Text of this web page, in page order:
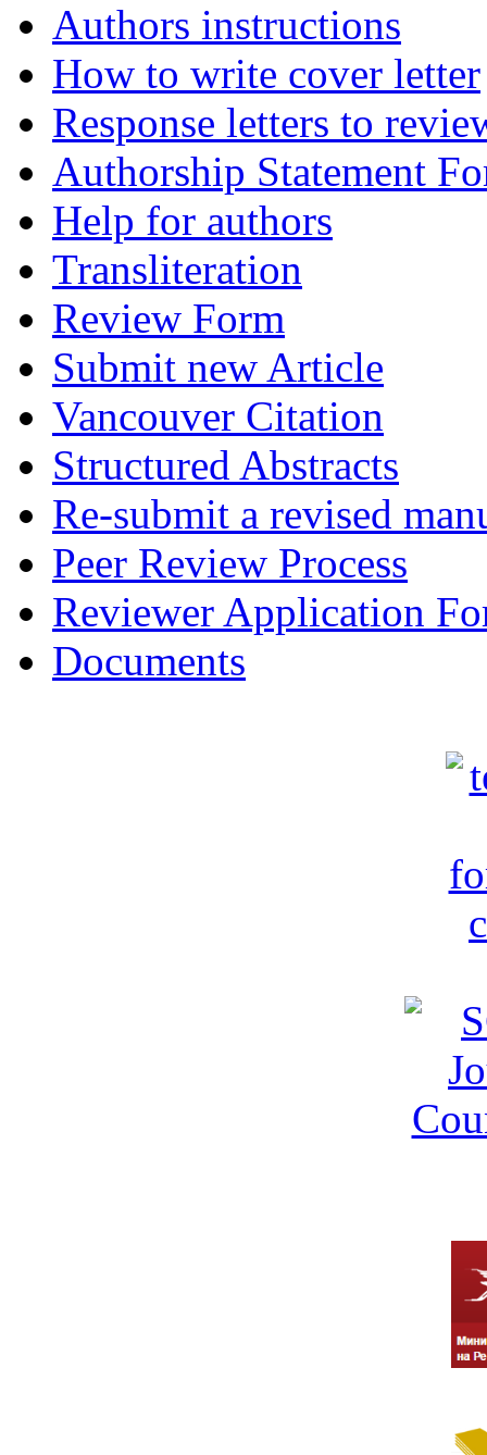
Authors instructions
How to write cover letter
Response letters to
Authorship Statement
Help for authors
Transliteration
Review Form
Submit new Article
Vancouver Citation
Structured Abstracts
Re-submit a revised
Peer Review Process
Reviewer Application
Documents